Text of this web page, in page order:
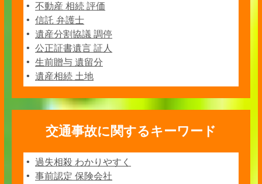
不動産 相続 評価
信託 弁護士
遺産分割協議 調停
公正証書遺言 証人
生前贈与 遺留分
遺産相続 土地
交通事故に関するキーワード
過失相殺 わかりやすく
事前認定 保険会社